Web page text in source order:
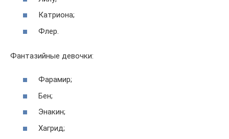
Катриона;
Флер.
Фантазийные девочки:
Фарамир;
Бен;
Энакин;
Хагрид;